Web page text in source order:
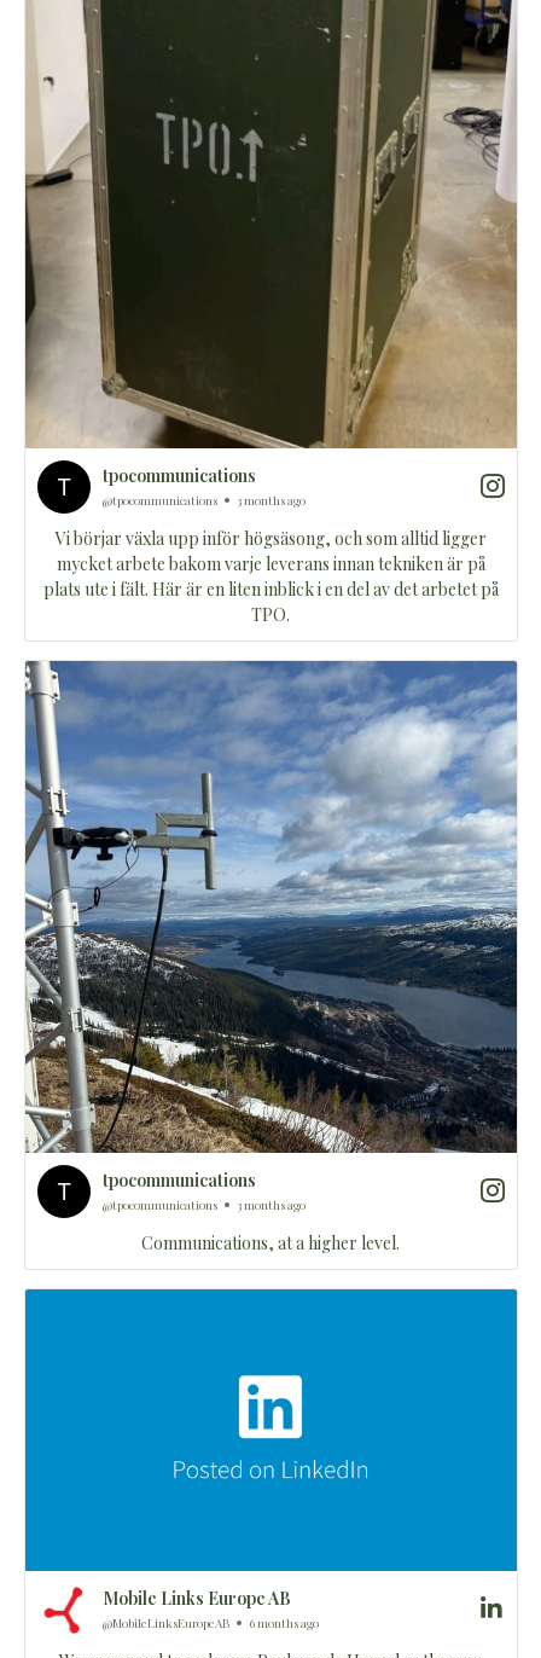
tpocommunications
@tpocommunications 3 months ago
Vi börjar växla upp inför högsäsong, och som alltid ligger
mycket arbete bakom varje leverans innan tekniken är på
plats ute i fält. Här är en liten inblick i en del av det arbetet på
TPO.
tpocommunications
@tpocommunications 3 months ago
Communications, at a higher level.
Mobile Links Europe AB
@MobileLinksEuropeAB 6 months ago